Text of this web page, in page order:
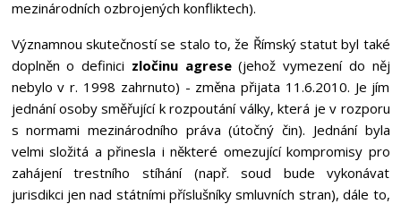
mezinárodních ozbrojených konfliktech).
Významnou skutečností se stalo to, že Římský statut byl také
doplněn o definici zločinu agrese(jehož vymezení do něj
nebylo v r. 1998 zahrnuto) - změna přijata 11.6.2010. Je jím
jednání osoby směřující k rozpoutání války, která je v rozporu
s normami mezinárodního práva (útočný čin). Jednání byla
velmi složitá a přinesla i některé omezující kompromisy pro
zahájení trestního stíhání (např. soud bude vykonávat
jurisdikci jen nad státními příslušníky smluvních stran), dále to,